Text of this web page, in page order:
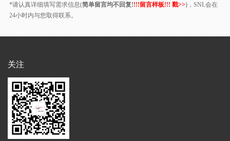
*请认真详细填写需求信息(简单留言均不回复!!!!留言样板!!! 戳>>)，SNL会在
24小时内与您取得联系。
关注